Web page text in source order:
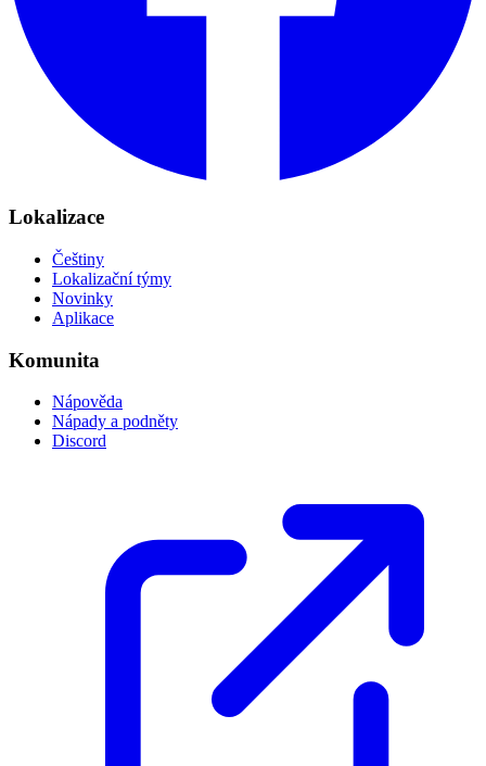
Lokalizace
Češtiny
Lokalizační týmy
Novinky
Aplikace
Komunita
Nápověda
Nápady a podněty
Discord